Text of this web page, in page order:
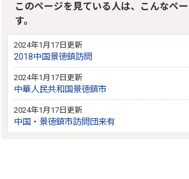
このページを見ている人は、こんなペ
す。
2024年1月17日更新
2018中国景徳鎮訪問
2024年1月17日更新
中華人民共和国景徳鎮市
2024年1月17日更新
中国・景徳鎮市訪問団来有